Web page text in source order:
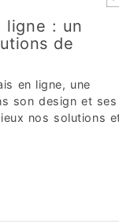
ligne : un
de
en ligne, une
son design et ses
nos solutions